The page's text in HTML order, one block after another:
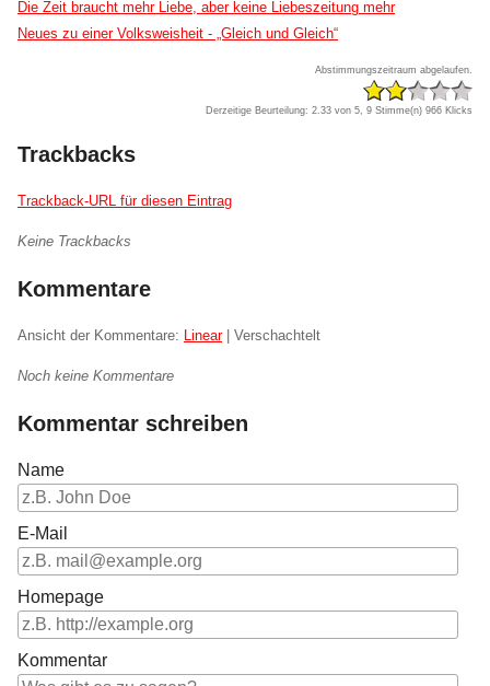
Die Zeit braucht mehr Liebe, aber keine Liebeszeitung mehr
Neues zu einer Volksweisheit - „Gleich und Gleich“
Abstimmungszeitraum abgelaufen.
Derzeitige Beurteilung: 2.33 von 5, 9 Stimme(n) 966 Klicks
Trackbacks
Trackback-URL für diesen Eintrag
Keine Trackbacks
Kommentare
Ansicht der Kommentare: Linear| Verschachtelt
Noch keine Kommentare
Kommentar schreiben
Name
E-Mail
Homepage
Kommentar